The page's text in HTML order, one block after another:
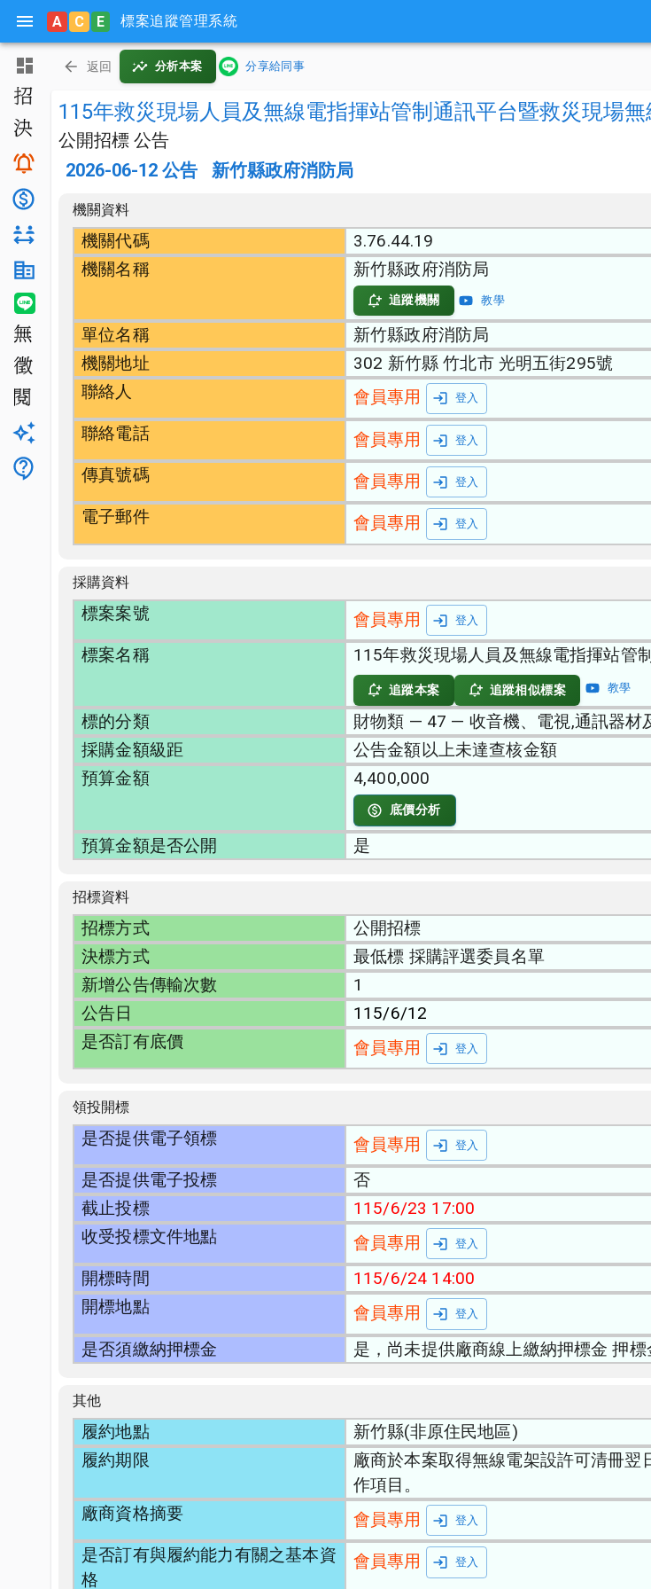
A C E 標案追蹤管理系統
主頁
招標公告
決標公告
搜尋與追蹤
對手分析
機關生態分析
無法決標
公開徵求
公開閱覽
升級方案
客服
返回 分析本案 分享給同事
115年救災現場人員及無線電指揮站管制通訊平台暨救災現場
公開招標 公告
2026-06-12 公告 新竹縣政府消防局
機關資料
機關代碼
3.76.44.19
機關名稱
新竹縣政府消防局
追蹤機關 教學
單位名稱
新竹縣政府消防局
機關地址
302 新竹縣 竹北市 光明五街295號
聯絡人
會員專用 登入
聯絡電話 會員專用 登入
傳真號碼 會員專用 登入
電子郵件 會員專用 登入
採購資料
標案案號 會員專用 登入
標案名稱 115年救災現場人員及無線電指揮站管
追蹤本案 追蹤相似標案 教學
標的分類
財物類 — 47 — 收音機、電視,通訊器材
採購金額級距
公告金額以上未達查核金額
預算金額
4,400,000
底價分析
預算金額是否公開 是
招標資料
招標方式
公開招標
決標方式
最低標 採購評選委員名單
新增公告傳輸次數
1
公告日
115/6/12
是否訂有底價
會員專用 登入
領投開標
是否提供電子領標 會員專用 登入
是否提供電子投標
否
截止投標
115/6/23 17:00
收受投標文件地點
會員專用 登入
開標時間
115/6/24 14:00
開標地點
會員專用 登入
是否須繳納押標金 是，尚未提供廠商線上繳納押標金 押
其他
履約地點
新竹縣(非原住民地區)
履約期限
廠商於本案取得無線電架設許可清冊
作項目。
廠商資格摘要
會員專用 登入
是否訂有與履約能力有關之基本資
格
會員專用 登入